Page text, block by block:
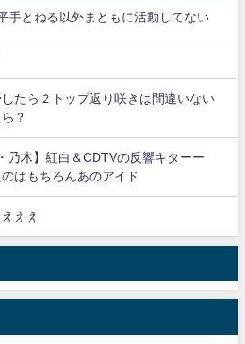
手とねる以外まともに活動してない
たら２トップ返り咲きは間違いない
？
乃木】紅白＆CDTVの反響キターー
はもちろんあのアイド
ええ